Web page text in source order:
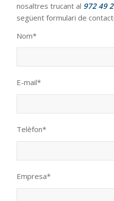
nosaltres trucant al 972 49
següent formulari de
Nom*
E-mail*
Telèfon*
Empresa*